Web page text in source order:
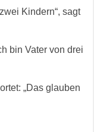
Kindern“, sagt
bin Vater von drei
„Das glauben